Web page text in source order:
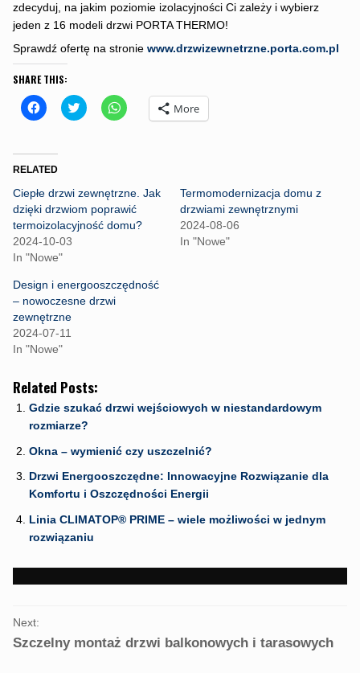
zdecyduj, na jakim poziomie izolacyjności Ci zależy i wybierz
jeden z 16 modeli drzwi PORTA THERMO!
Sprawdź ofertę na stronie www.drzwizewnetrzne.porta.com.pl
SHARE THIS:
C
l
t
o
h
a
r
e
o
n
a
e
b
o
o
k
(
O
p
s
i
n
e
w
n
d
o
w
C
l
h
a
r
e
o
t
t
e
i
n
n
e
w
i
n
d
o
w
C
l
h
a
r
e
o
t
s
n
w
n
d
o
w
)
More
RELATED
Ciepłe drzwi zewnętrzne. Jak
dzięki drzwiom poprawić
termoizolacyjność domu?
2024-10-03
In "Nowe"
Termomodernizacja domu z
drzwiami zewnętrznymi
2024-08-06
In "Nowe"
Design i energooszczędność
– nowoczesne drzwi
zewnętrzne
2024-07-11
In "Nowe"
Related Posts:
Gdzie szukać drzwi wejściowych w niestandardowym
rozmiarze?
Okna – wymienić czy uszczelnić?
Drzwi Energooszczędne: Innowacyjne Rozwiązanie dla
Komfortu i Oszczędności Energii
Linia CLIMATOP® PRIME – wiele możliwości w jednym
rozwiązaniu
PORTFOLIO
NAVIGATION
Next:
Szczelny montaż drzwi balkonowych i tarasowych